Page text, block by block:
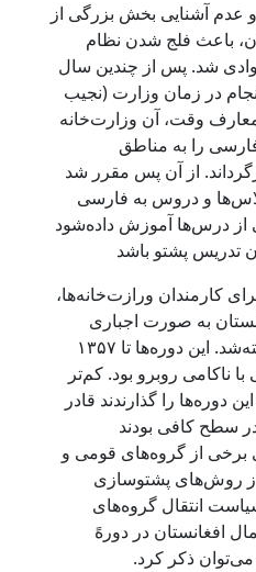
و عدم آشنایی بخش بزرگی از
باعث فلج شدن نظام
شد. پس از چندین سال
در زمان وزارت (نجیب
معارف وقت، آن وزارت‌خانه
را به مناطق
از آن پس مقرر شد
و دروس به فارسی
از درس‌ها آموزش داده‌شود
تدریس پشتو باشد
برای کارمندان ورازت‌خانه‌ها،
به صورت اجباری
دوره‌های زبان پشتو گذاشته‌شد. این دوره‌ها تا ۱۳۵۷
ناکامی روبرو بود. کم‌تر
دوره‌ها را گذارندند قادر
سطح کافی بودند
برخی از گروه‌های قومی و
از روش‌های پشتوسازی
انتقال گروه‌های
افغانستان در دورهً
ذکر کرد.